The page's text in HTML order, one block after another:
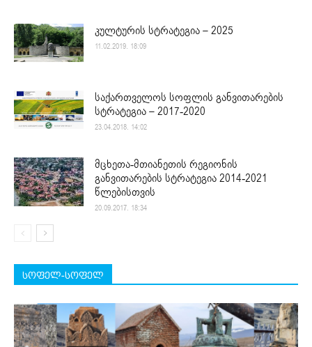
კულტურის სტრატეგია – 2025
11.02.2019. 18:09
საქართველოს სოფლის განვითარების
სტრატეგია – 2017-2020
23.04.2018. 14:02
მცხეთა-მთიანეთის რეგიონის
განვითარების სტრატეგია 2014-2021
წლებისთვის
20.09.2017. 18:34
სოფელ-სოფელ